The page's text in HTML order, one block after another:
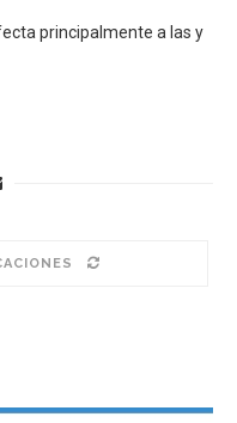
principalmente a las y